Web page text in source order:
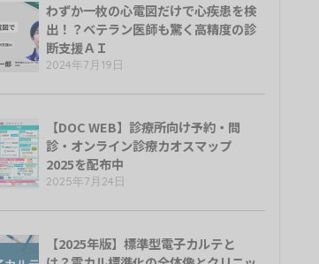
わずか一枚の心電図だけで心疾患を検
出！？ベテラン医師も驚く高精度の診
断支援ＡＩ
2024年7月19日
【DOC WEB】診療所向け予約・問
診・オンライン診療カオスマップ
2025を配布中
2025年7月24日
【2025年版】標準型電子カルテと